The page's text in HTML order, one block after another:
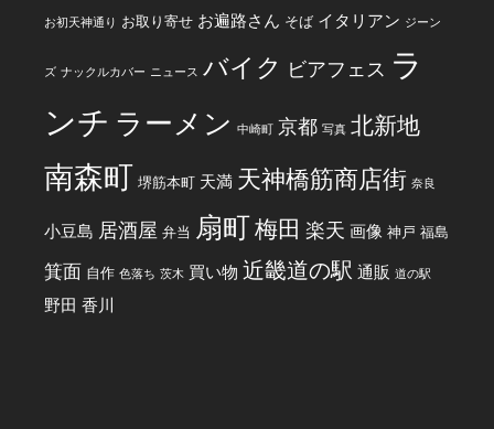
お初天神通り お取り寄せ お遍路さん そば イタリアン ジーン
ズ ナックルカバー ニュース バイク ビアフェス ラ
ンチ ラーメン 中崎町 京都 写真 北新地
南森町 堺筋本町 天満 天神橋筋商店街 奈良
小豆島 居酒屋 弁当 扇町梅田 楽天 画像 神戸 福島
箕面 自作 色落ち 茨木 買い物 近畿道の駅 通販 道の駅
野田 香川